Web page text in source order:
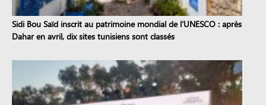
Sidi Bou Saïd inscrit au patrimoine mondial de l'UNESCO : après
Dahar en avril, dix sites tunisiens sont classés